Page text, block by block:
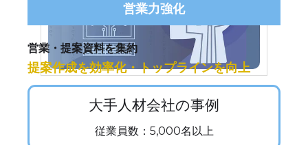
営業力強化
営業・提案資料を集約
提案作成を効率化・トップラインを向上
大手人材会社の事例
従業員数：5,000名以上